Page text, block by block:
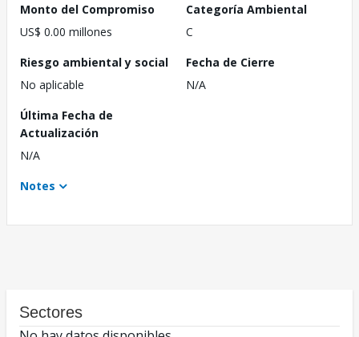
Monto del Compromiso
US$ 0.00 millones
Categoría Ambiental
C
Riesgo ambiental y social
No aplicable
Fecha de Cierre
N/A
Última Fecha de
Actualización
N/A
Notes
Sectores